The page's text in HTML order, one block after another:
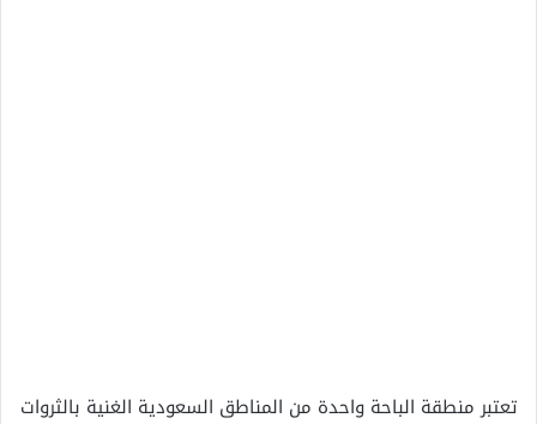
تعتبر منطقة الباحة واحدة من المناطق السعودية الغنية بالثروات